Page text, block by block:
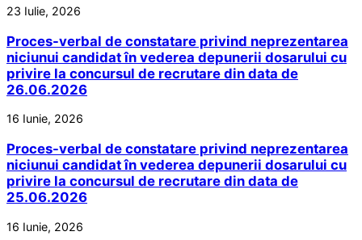
23 Iulie, 2026
Proces-verbal de constatare privind neprezentarea
niciunui candidat în vederea depunerii dosarului cu
privire la concursul de recrutare din data de
26.06.2026
16 Iunie, 2026
Proces-verbal de constatare privind neprezentarea
niciunui candidat în vederea depunerii dosarului cu
privire la concursul de recrutare din data de
25.06.2026
16 Iunie, 2026